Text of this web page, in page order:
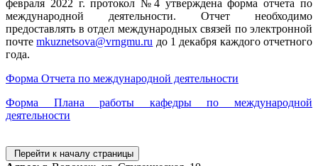
февраля 2022 г. протокол №4 утверждена форма отчета по
международной деятельности. Отчет необходимо
предоставлять в отдел международных связей по электронной
почтеmkuznetsova@vrngmu.ru до 1 декабря каждого отчетного
года.
Форма Отчета по международной деятельности
Форма Плана работы кафедры по международной
деятельности
Перейти к началу страницы